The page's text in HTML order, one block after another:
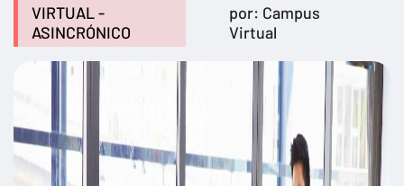
VIRTUAL -
ASINCRÓNICO
por: Campus
Virtual